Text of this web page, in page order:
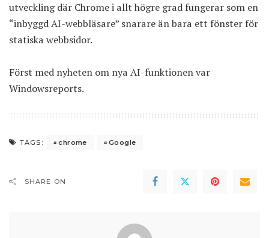
utveckling där Chrome i allt högre grad fungerar som en
“inbyggd AI-webbläsare” snarare än bara ett fönster för
statiska webbsidor.
Först med nyheten om nya AI-funktionen var
Windowsreports.
TAGS: chrome Google
SHARE ON